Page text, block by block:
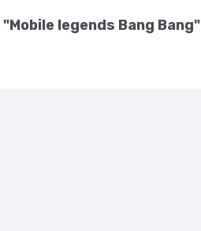
"Mobile legends Bang Bang"